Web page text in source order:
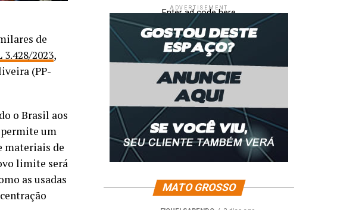
de
3.428/2023,
(PP-
o Brasil aos
um
materiais de
limite será
as usadas
ADVERTISEMENT
Enter ad code here
MATO GROSSO